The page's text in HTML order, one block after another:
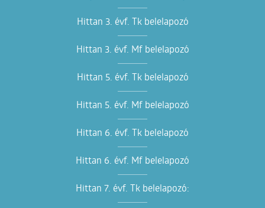
Hittan 3. évf. Tk belelapozó
Hittan 3. évf. Mf belelapozó
Hittan 5. évf. Tk belelapozó
Hittan 5. évf. Mf belelapozó
Hittan 6. évf. Tk belelapozó
Hittan 6. évf. Mf belelapozó
Hittan 7. évf. Tk belelapozó: